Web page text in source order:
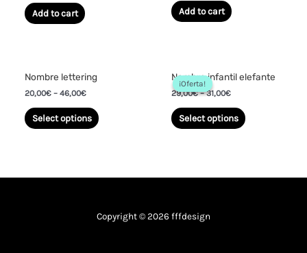
Add to cart Add to cart
Nombre lettering
20,00€ –46,00€
Select options
¡Oferta!
¡Oferta!
Nombre infantil elefante
29,00€–31,00€
Select options
Copyright © 2026 fffdesign